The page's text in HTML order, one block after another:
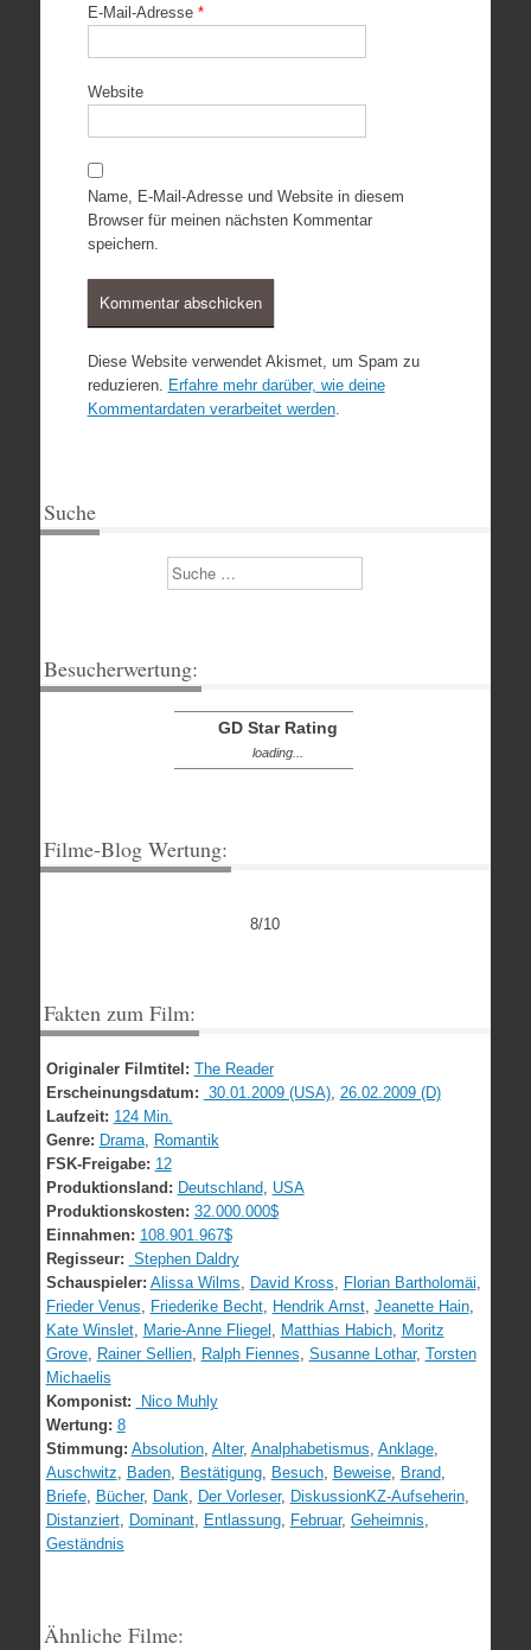
E-Mail-Adresse *
Website
Name, E-Mail-Adresse und Website in diesem
Browser für meinen nächsten Kommentar
speichern.
Diese Website verwendet Akismet, um Spam zu
reduzieren. Erfahre mehr darüber, wie deine
Kommentardaten verarbeitet werden.
Suche
Suchen
Besucherwertung:
GD Star Rating
loading...
Filme-Blog Wertung:
8/10
Fakten zum Film:
Originaler Filmtitel: The Reader
Erscheinungsdatum: 30.01.2009 (USA), 26.02.2009 (D)
Laufzeit: 124 Min.
Genre: Drama, Romantik
FSK-Freigabe: 12
Produktionsland: Deutschland, USA
Produktionskosten: 32.000.000$
Einnahmen: 108.901.967$
Regisseur: Stephen Daldry
Schauspieler: Alissa Wilms, David Kross, Florian Bartholomäi,
Frieder Venus, Friederike Becht, Hendrik Arnst, Jeanette Hain,
Kate Winslet, Marie-Anne Fliegel , Matthias Habich, Moritz
Grove, Rainer Sellien, Ralph Fiennes, Susanne Lothar, Torsten
Michaelis
Komponist:
Nico Muhly
Wertung: 8
Stimmung: Absolution, Alter, Analphabetismus, Anklage,
Auschwitz, Baden, Bestätigung, Besuch, Beweise, Brand,
Briefe, Bücher, Dank, Der Vorleser, DiskussionKZ-Aufseherin,
Distanziert, Dominant, Entlassung, Februar, Geheimnis,
Geständnis
Ähnliche Filme: